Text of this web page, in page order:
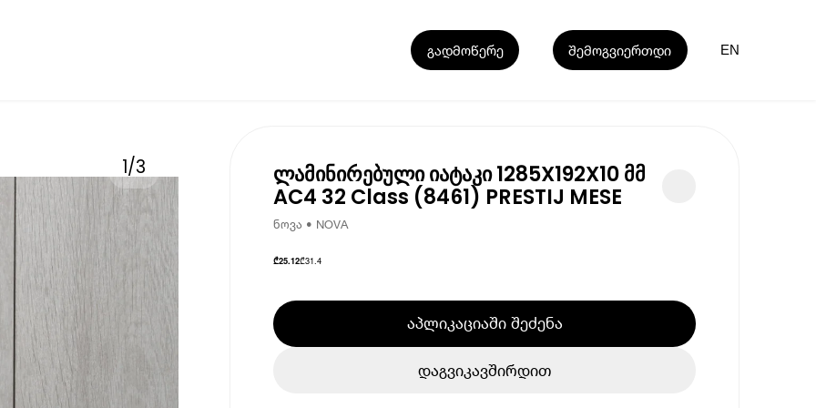
გადმოწერე შემოგვიერთდი EN
1/3 ლამინირებული იატაკი 1285X192X10 მმ
AC4 32 Class (8461) PRESTIJ MESE
ნოვა • NOVA
₾25.12₾31.4
აპლიკაციაში შეძენა
დაგვიკავშირდით